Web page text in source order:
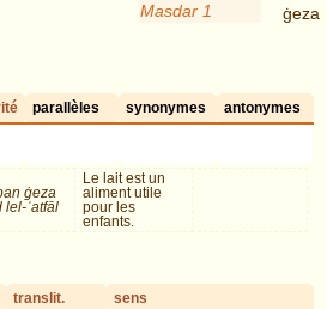
Masdar 1 ġeza
parallèles synonymes
antonymes
ġeza
lel-ʾatfāl
Le lait est un
aliment utile
pour les
enfants.
translit. sens